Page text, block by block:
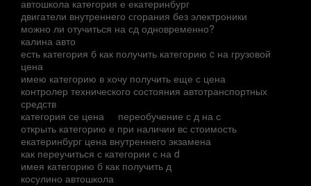
автошкола категория е екатеринбург
двигатели внутреннего сгорания без электроники
можно ли отучиться на сд одновременно?
калина авто
есть категория б как получить категорию c на грузовой
цена
имею категорию в хочу получить еще с цена
контролер технического состояния автотранспортных
средств
категория се цена
переобучение с д на с
открыть категорию е при наличии вс стоимость
екатеринбург цена внутреннего экзамена
как переучиться с категории с на d
имея категорию б как получить д
косулино автошкола